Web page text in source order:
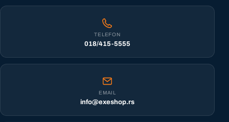
TELEFON
018/415-5555
EMAIL
info@exeshop.rs